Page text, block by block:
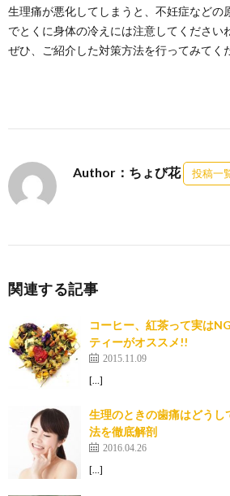
生理痛が悪化してしまうと、不妊症などの
でとくに身体の冷えには注意してください
ぜひ、ご紹介した対策方法を行ってみてく
Author：ちょび花 投稿一
関連する記事
コーヒー、紅茶って実は
ティーがオススメ!!
2015.11.09
[…]
生理のときの歯痛はどう
法を徹底解剖
2016.04.26
[…]